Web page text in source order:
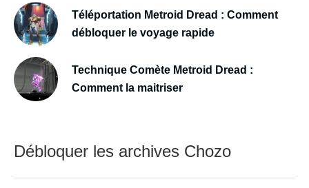
Téléportation Metroid Dread : Comment
débloquer le voyage rapide
Technique Comète Metroid Dread :
Comment la maitriser
Débloquer les archives Chozo